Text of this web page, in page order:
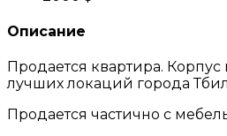
Описание
Продается квартира.
лучших локаций города
Продается частично с